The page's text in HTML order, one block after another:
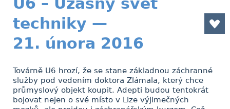
techniky —
21. února 2016
Továrně U6 hrozí, že se stane základnou záchranné
služby pod vedením doktora Zlámala, který chce
průmyslový objekt koupit. Adepti budou tentokrát
bojovat nejen o své místo v Lize výjimečných